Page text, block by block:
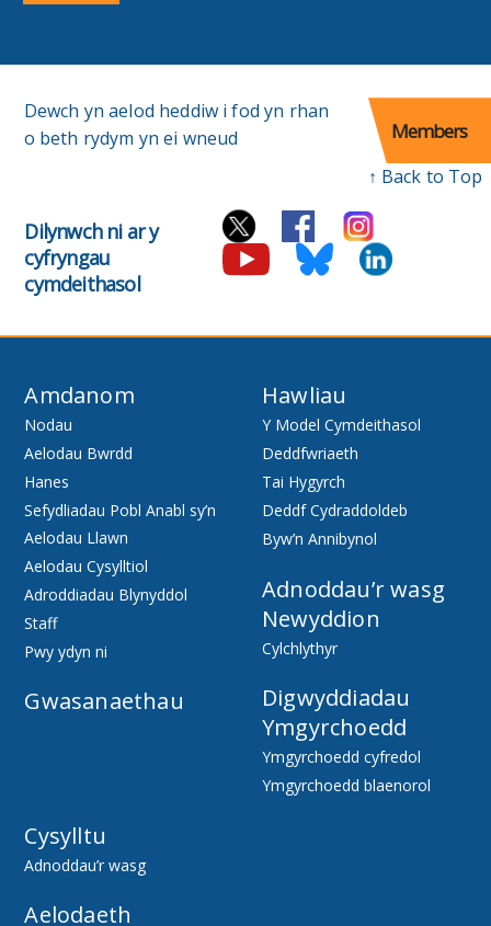
Dewch yn aelod heddiw i fod yn rhan
o beth rydym yn ei wneud
Members
↑ Back to Top
Dilynwch ni ar y
cyfryngau
cymdeithasol
Amdanom
Nodau
Aelodau Bwrdd
Hanes
Sefydliadau Pobl Anabl sy’n
Aelodau Llawn
Aelodau Cysylltiol
Adroddiadau Blynyddol
Staff
Pwy ydyn ni
Gwasanaethau
Hawliau
Y Model Cymdeithasol
Deddfwriaeth
Tai Hygyrch
Deddf Cydraddoldeb
Byw’n Annibynol
Adnoddau’r wasg
Newyddion
Cylchlythyr
Digwyddiadau
Ymgyrchoedd
Ymgyrchoedd cyfredol
Ymgyrchoedd blaenorol
Cysylltu
Adnoddau’r wasg
Aelodaeth